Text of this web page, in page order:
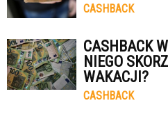
CASHBACK
CASHBACK
NIEGO
WAKACJI?
CASHBACK